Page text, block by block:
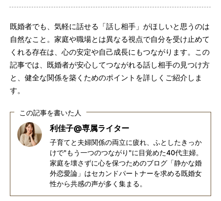
既婚者でも、気軽に話せる「話し相手」がほしいと思うのは
自然なこと。家庭や職場とは異なる視点で自分を受け止めて
くれる存在は、心の安定や自己成長にもつながります。この
記事では、既婚者が安心してつながれる話し相手の見つけ方
と、健全な関係を築くためのポイントを詳しくご紹介しま
す。
この記事を書いた人
利佳子@専属ライター
子育てと夫婦関係の両立に疲れ、ふとしたきっか
けで"もう一つのつながり"に目覚めた40代主婦。
家庭を壊さずに心を保つためのブログ「静かな婚
外恋愛論」はセカンドパートナーを求める既婚女
性から共感の声が多く集まる。